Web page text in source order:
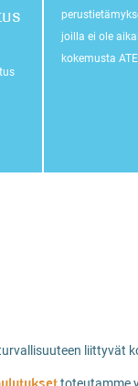
joilla ei ole
kokemusta
liittyvät